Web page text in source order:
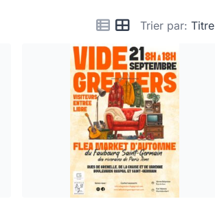
Trier par: Titre